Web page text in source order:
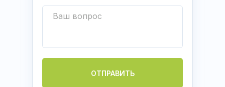
ОТПРАВИТЬ